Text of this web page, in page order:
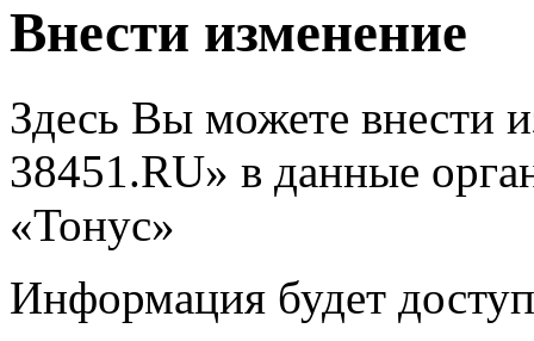
Внести изменение
Здесь Вы можете внести
38451.RU» в данные
«Тонус»
Информация будет